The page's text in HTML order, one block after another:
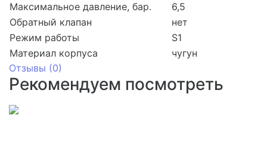
Максимальное давление, бар.
6,5
Обратный клапан
нет
Режим работы
S1
Материал корпуса
чугун
Отзывы (0)
Рекомендуем посмотреть